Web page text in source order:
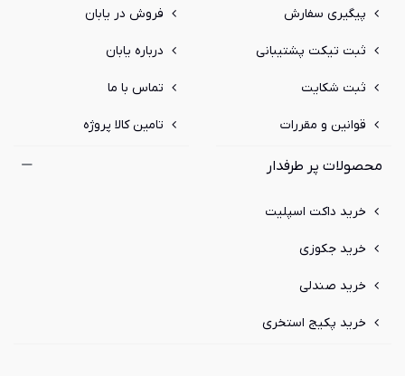
پیگیری سفارش
ثبت تیکت پشتیبانی
ثبت شکایت
قوانین و مقررات
فروش در یابان
درباره یابان
تماس با ما
تامین کالا پروژه
محصولات پر طرفدار
خرید داکت اسپلیت
خرید جکوزی
خرید صندلی
خرید پکیج استخری